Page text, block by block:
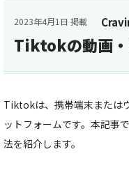
2023年4月1日 掲載
Tiktokの動画・
Tiktokは、携帯端末または
ットフォームです。本記
法を紹介します。